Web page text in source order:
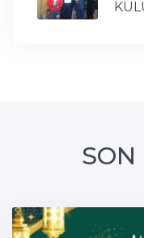
SON